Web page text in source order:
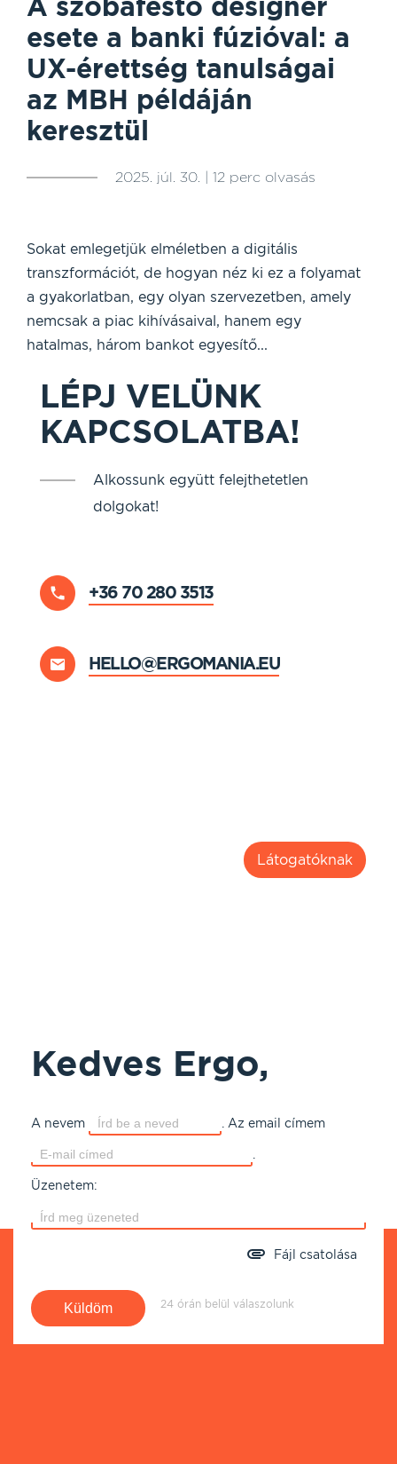
esete a banki fúzióval: a
UX-érettség tanulságai
az MBH példáján
keresztül
2025. júl. 30. | 12 perc olvasás
Sokat emlegetjük elméletben a digitális
transzformációt, de hogyan néz ki ez a folyamat
a gyakorlatban, egy olyan szervezetben, amely
nemcsak a piac kihívásaival, hanem egy
hatalmas, három bankot egyesítő...
LÉPJ VELÜNK
KAPCSOLATBA!
Alkossunk együtt felejthetetlen
dolgokat!
+36 70 280 3513
HELLO@ERGOMANIA.EU
Kedves Ergo,
A nevem Az email címem
Üzenetem:
Fájl csatolása
24 órán belül válaszolunk
Látogatóknak